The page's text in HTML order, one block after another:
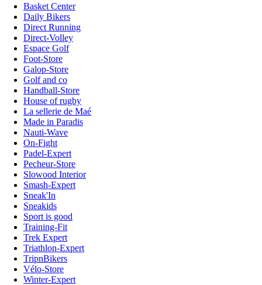
Basket Center
Daily Bikers
Direct Running
Direct-Volley
Espace Golf
Foot-Store
Galop-Store
Golf and co
Handball-Store
House of rugby
La sellerie de Maé
Made in Paradis
Nauti-Wave
On-Fight
Padel-Expert
Pecheur-Store
Slowood Interior
Smash-Expert
Sneak'In
Sneakids
Sport is good
Training-Fit
Trek Expert
Triathlon-Expert
TripnBikers
Vélo-Store
Winter-Expert